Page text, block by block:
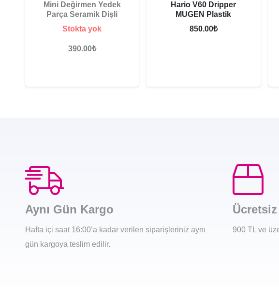
Mini Değirmen Yedek
Parça Seramik Dişli
Stokta yok
390.00₺
Hario V60 Dripper
MUGEN Plastik
850.00₺
Aynı Gün Kargo
Hafta içi saat 16:00’a kadar verilen siparişleriniz aynı
gün kargoya teslim edilir.
900 TL ve